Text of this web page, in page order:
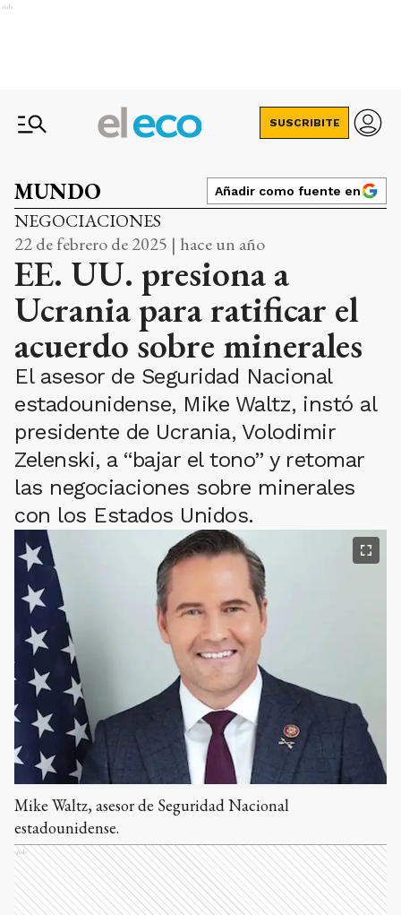
Ads
SUSCRIBITE
MUNDO Añadir como fuente en
NEGOCIACIONES
22 de febrero de 2025 | hace un año
EE. UU. presiona a
Ucrania para ratificar el
acuerdo sobre minerales
El asesor de Seguridad Nacional
estadounidense, Mike Waltz, instó al
presidente de Ucrania, Volodimir
Zelenski, a “bajar el tono” y retomar
las negociaciones sobre minerales
con los Estados Unidos.
Mike Waltz, asesor de Seguridad Nacional
estadounidense.
Ads